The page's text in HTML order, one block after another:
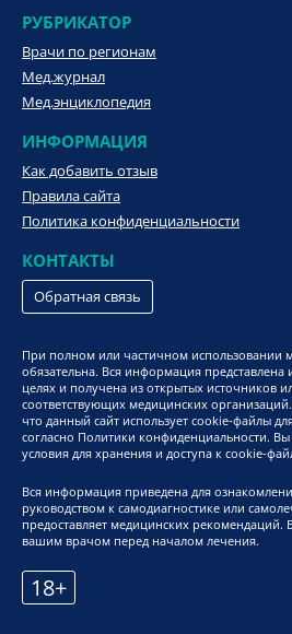
РУБРИКАТОР
Врачи по регионам
Мед.журнал
Мед.энциклопедия
ИНФОРМАЦИЯ
Как добавить отзыв
Правила сайта
Политика конфиденциальности
КОНТАКТЫ
Обратная связь
При полном или частичном использовании
обязательна. Вся информация
целях и получена из открытых источников
соответствующих медицинских
что данный сайт использует cookie-файлы
согласно Политики конфиденциальности. Вы
условия для хранения и доступа к cookie-
Вся информация приведена для
руководством к самодиагностике или
предоставляет медицинских рекомендаций.
вашим врачом перед началом лечения.
18+